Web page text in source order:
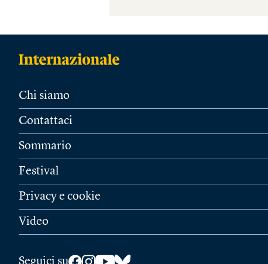
Chi siamo
Contattaci
Sommario
Festival
Privacy e cookie
Video
Seguici su